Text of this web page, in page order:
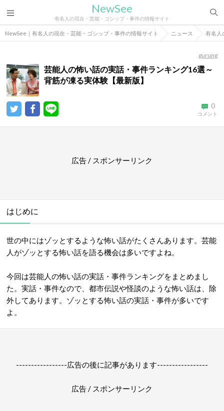
NewSee
有名人の現在・芸能・ゴシップ・事件の情報サイト
NewSee｜有名人の現在・芸能・ゴシップ・事件の情報サイト ニュース 有名人
gurung
芸能人の怖い話の実話・事件ランキング16選～
背筋が凍る実体験【最新版】
0
コメント
広告 / スポンサーリンク
はじめに
世の中にはゾッとするような怖い話がたくさんあります。芸能
人がゾッとする怖い話を語る機会は多いですよね。
今回は芸能人の怖い話の実話・事件ランキングをまとめまし
た。実話・事件なので、都市伝説や怪談のような怖い話は、除
外してあります。ゾッとする怖い話の実話・事件が多いです
よ。
-----------------広告の後に記事があります-----------------
広告 / スポンサーリンク